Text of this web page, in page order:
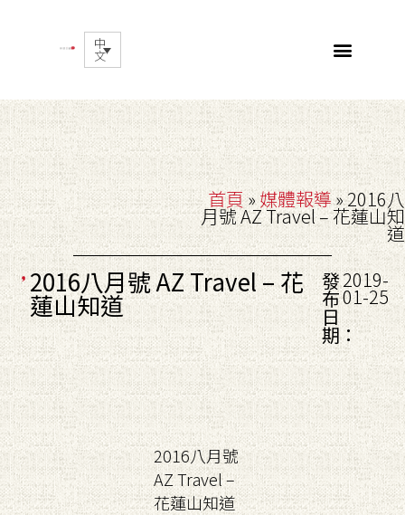
中
文
首頁»媒體報導»2016八
月號 AZ Travel – 花蓮山知
道
2016八月號 AZ Travel – 花
蓮山知道
發
布
日
期：
2019-
01-25
2016八月號
AZ Travel –
花蓮山知道